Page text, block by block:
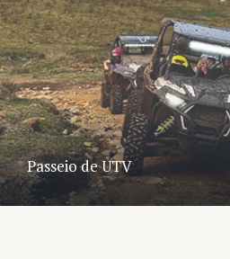
Passeio de UTV